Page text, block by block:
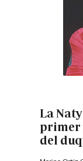
La
primer
del